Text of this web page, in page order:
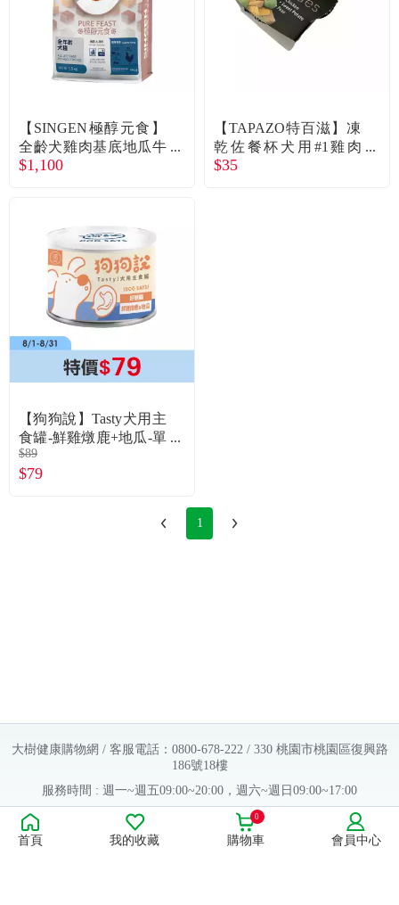
【SINGEN極醇元食】
全齡犬雞肉基底地瓜牛
鴨肉低敏凍乾飼料糧
$1,100
【TAPAZO特百滋】凍
乾佐餐杯犬用#1雞肉
+地瓜+青豆 (單杯/7g)
$35
【狗狗說】Tasty犬用主
食罐-鮮雞燉鹿+地瓜-單
罐
$89
$79
1
大樹健康購物網 / 客服電話：0800-678-222 / 330 桃園市桃園區復興路
186號18樓
服務時間 : 週一~週五09:00~20:00，週六~週日09:00~17:00
Copyright © 2016 大樹連鎖藥局. All Rights Reserved.
販售業者資料：
首頁 我的收藏 購物車
0
會員中心